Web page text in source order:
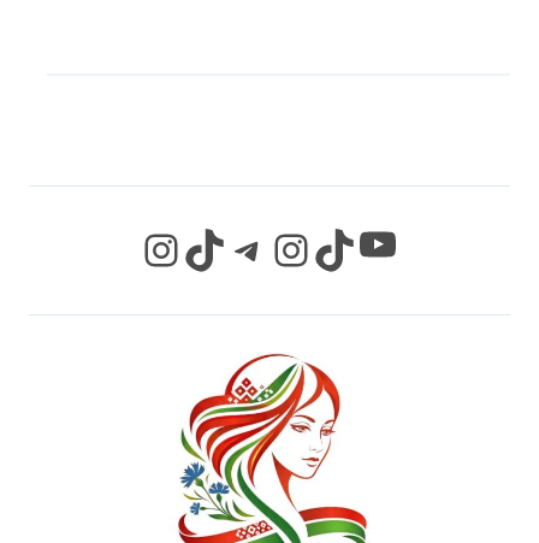
InstagramTikTok Telegram InstagramTikTok YouTube